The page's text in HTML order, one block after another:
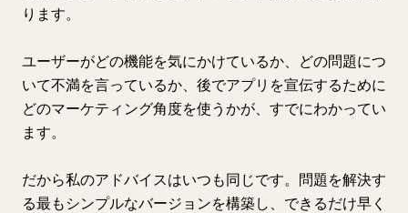
ります。
ユーザーがどの機能を気にかけているか、どの問題につ
いて不満を言っているか、後でアプリを宣伝するために
どのマーケティング角度を使うかが、すでにわかってい
ます。
だから私のアドバイスはいつも同じです。問題を解決す
る最もシンプルなバージョンを構築し、できるだけ早く